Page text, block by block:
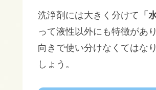
洗浄剤には大きく分けて 「
って液性以外にも特徴があ
向きで使い分けなくてはな
しょう。